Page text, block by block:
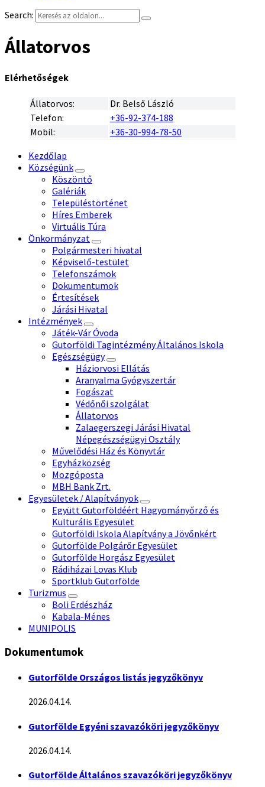
Search:
Állatorvos
Elérhetőségek
Állatorvos:
Dr. Belső László
Telefon:
+36-92-374-188
Mobil:
+36-30-994-78-50
Kezdőlap
Községünk
Köszöntő
Galériák
Településtörténet
Híres Emberek
Virtuális Túra
Önkormányzat
Polgármesteri hivatal
Képviselő-testület
Telefonszámok
Dokumentumok
Értesítések
Járási Hivatal
Intézmények
Játék-Vár Óvoda
Gutorföldi Tagintézmény Általános Iskola
Egészségügy
Háziorvosi Ellátás
Aranyalma Gyógyszertár
Fogászat
Védőnői szolgálat
Állatorvos
Zalaegerszegi Járási Hivatal
Népegészségügyi Osztály
Művelődési Ház és Könyvtár
Egyházközség
Mozgóposta
MBH Bank Zrt.
Egyesületek / Alapítványok
Együtt Gutorföldéért Hagyományőrző és
Kulturális Egyesület
Gutorföldi Iskola Alapítvány a Jövőnkért
Gutorfölde Polgárőr Egyesület
Gutorfölde Horgász Egyesület
Rádiházai Lovas Klub
Sportklub Gutorfölde
Turizmus
Boli Erdészház
Kabala-Ménes
MUNIPOLIS
Dokumentumok
Gutorfölde Országos listás jegyzőkönyv
2026.04.14.
Gutorfölde Egyéni szavazóköri jegyzőkönyv
2026.04.14.
Gutorfölde Általános szavazóköri jegyzőkönyv